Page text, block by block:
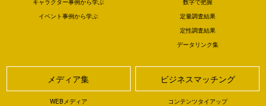
イベント事例から学ぶ
定量調査結果
定性調査結果
データリンク集
メディア集
WEBメディア
ビジネスマッチング
コンテンツタイアップ